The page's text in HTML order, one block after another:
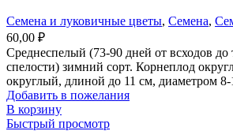
Семена и луковичные цветы, Семена,
60,00 ₽
Среднеспелый (73-90 дней от всходов до
спелости) зимний сорт. Корнеплод
округлый, длиной до 11 см, диаметром 8-
Добавить в пожелания
В корзину
Быстрый просмотр